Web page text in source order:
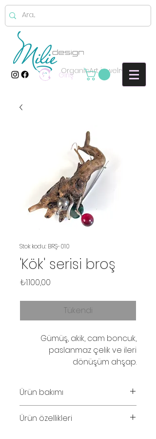
OrganicArt jewelry
Giriş
Stok kodu: BRŞ-010
'Kök' serisi broş
₺1.100,00
Tükendi
Gümüş, akik, cam boncuk,
paslanmaz çelik ve ileri
dönüşüm ahşap.
Ürün bakımı
kaçınınız. Ahşabın solması
Ürün özellikleri